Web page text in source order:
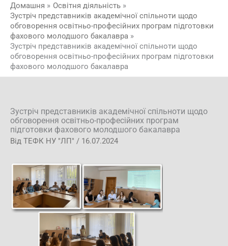
Домашня
Освітня діяльність
Зустріч представників академічної спільноти щодо
обговорення освітньо-професійних програм підготовки
фахового молодшого бакалавра
Зустріч представників академічної спільноти щодо
обговорення освітньо-професійних програм підготовки
фахового молодшого бакалавра
Зустріч представників академічної спільноти щодо
обговорення освітньо-професійних програм
підготовки фахового молодшого бакалавра
Від ТЕФК НУ "ЛП" / 16.07.2024